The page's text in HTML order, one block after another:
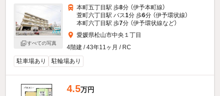
すべての写真
本町五丁目駅 歩8分 （伊予本町線）
萱町六丁目駅 バス1分 歩6分 （伊予環状線）
本町六丁目駅 歩7分 （伊予環状線など）
愛媛県松山市中央１丁目
4階建 / 43年11ヶ月 / RC
駐車場あり
駐輪場あり
4.5万円